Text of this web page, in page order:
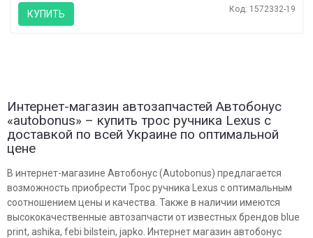
КУПИТЬ Код: 1572332-19
Интернет-магазин автозапчастей Автобонус
«autobonus» – купить трос ручника Lexus с
доставкой по всей Украине по оптимальной
цене
В интернет-магазине Автобонус (Autobonus) предлагается
возможность приобрести Трос ручника Lexus с оптимальным
соотношением цены и качества. Также в наличии имеются
высококачественные автозапчасти от известных брендов blue
print, ashika, febi bilstein, japko. Интернет магазин автобонус